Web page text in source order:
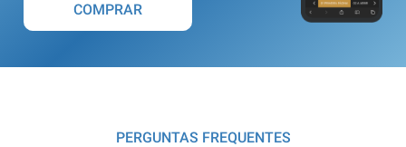
COMPRAR
PERGUNTAS FREQUENTES